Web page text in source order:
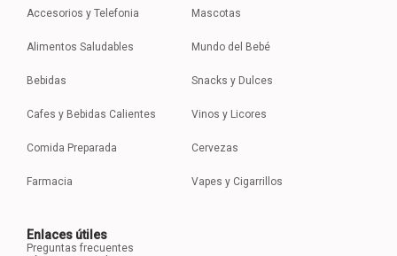
Accesorios y Telefonia
Alimentos Saludables
Bebidas
Cafes y Bebidas Calientes
Comida Preparada
Farmacia
Mascotas
Mundo del Bebé
Snacks y Dulces
Vinos y Licores
Cervezas
Vapes y Cigarrillos
Enlaces útiles
Preguntas frecuentes